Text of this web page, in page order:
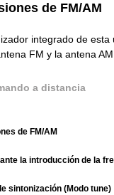
de FM/AM
integrado de
FM y la antena
a distancia
de FM/AM
la introducción de la
sintonización (Modo tune)